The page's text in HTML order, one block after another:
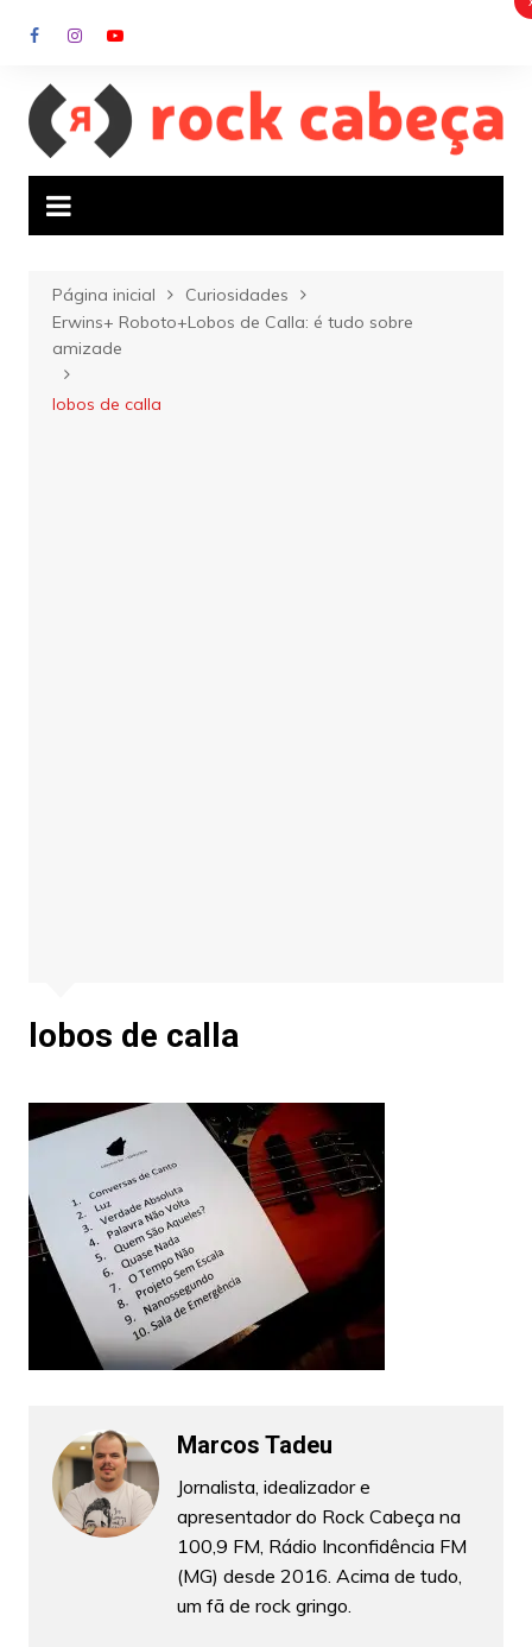
para
conteúdo
Página inicial
Curiosidades
Erwins+ Roboto+Lobos de Calla: é tudo sobre
amizade
lobos de calla
lobos de calla
Marcos Tadeu
Jornalista, idealizador e
apresentador do Rock Cabeça na
100,9 FM, Rádio Inconfidência FM
(MG) desde 2016. Acima de tudo,
um fã de rock gringo.